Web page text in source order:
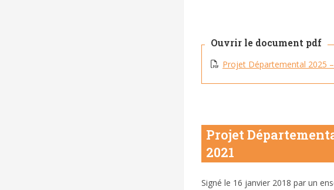
Ouvrir le document pdf
Projet Départemental 2025
Projet
2021
Signé le 16 janvier 2018 par un